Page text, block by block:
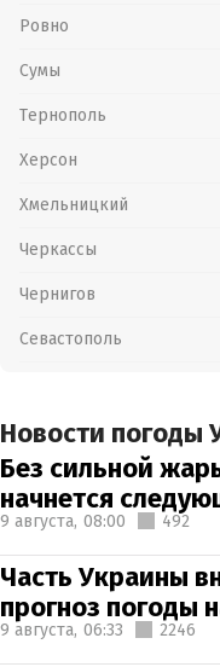
Ровно
Сумы
Тернополь
Херсон
Хмельницкий
Черкассы
Чернигов
Севастополь
Новости погоды
Без сильной
начнется
9 августа, 08:00 492
Часть Украины
прогноз погоды
9 августа, 06:33 2246